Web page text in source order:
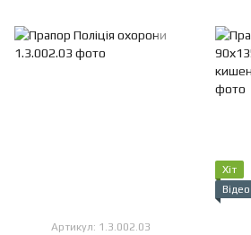
Артикул: 1.3.002.03
Хіт
Відео